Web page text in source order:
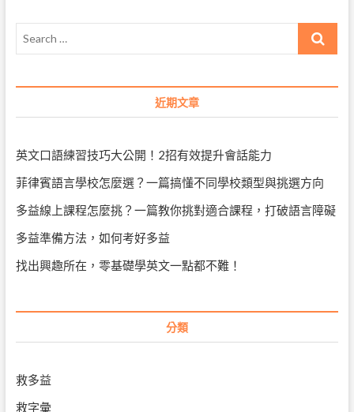
Search
近期文章
英文口語練習技巧大公開！2招有效提升會話能力
菲律賓語言學校怎麼選？一篇搞懂不同學校類型與挑選方向
多益線上課程怎麼挑？一篇教你挑對適合課程，打破語言障礙
多益準備方法，如何考好多益
找出興趣所在，零基礎學英文一點都不難！
分類
救多益
救字彙